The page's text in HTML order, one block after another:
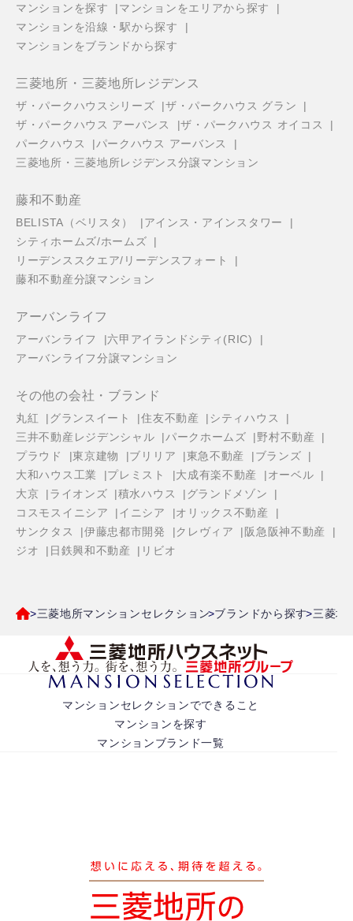
マンションを探す
マンションをエリアから探す
マンションを沿線・駅から探す
マンションをブランドから探す
三菱地所・三菱地所レジデンス
ザ・パークハウスシリーズ
ザ・パークハウス グラン
ザ・パークハウス アーバンス
ザ・パークハウス オイコス
パークハウス
パークハウス アーバンス
三菱地所・三菱地所レジデンス分譲マンション
藤和不動産
BELISTA（ベリスタ）
アインス・アインスタワー
シティホームズ/ホームズ
リーデンススクエア/リーデンスフォート
藤和不動産分譲マンション
アーバンライフ
アーバンライフ
六甲アイランドシティ(RIC)
アーバンライフ分譲マンション
その他の会社・ブランド
丸紅 グランスイート 住友不動産
シティハウス
三井不動産レジデンシャル
パークホームズ
野村不動産
プラウド
東京建物 ブリリア 東急不動産
ブランズ
大和ハウス工業
プレミスト 大成有楽不動産
オーベル
大京
ライオンズ 積水ハウス
グランドメゾン
コスモスイニシア
イニシア
オリックス不動産
サンクタス
伊藤忠都市開発 クレヴィア
阪急阪神不動産
ジオ
日鉄興和不動産 リビオ
三菱地所マンションセレクション ブランドから探す 三菱地
マンションセレクションでできること
マンションを探す
マンションブランド一覧